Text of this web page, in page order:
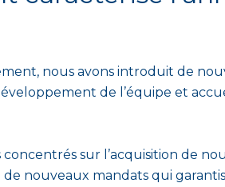
nous avons introduit de
de l’équipe et
sur l’acquisition de
de nouveaux mandats qui